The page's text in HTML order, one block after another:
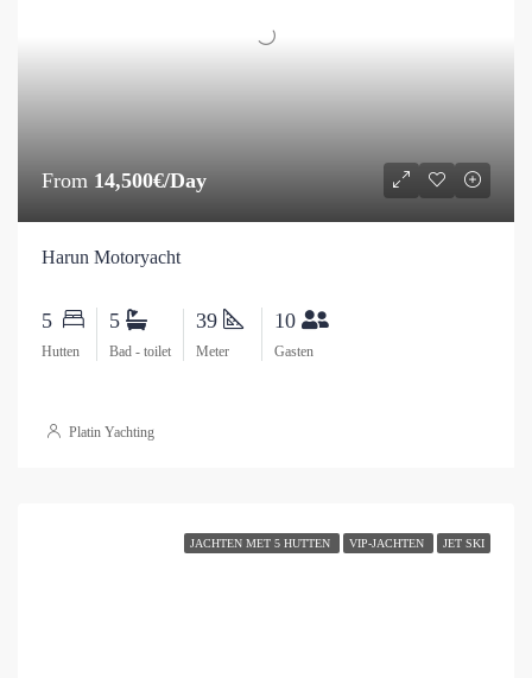
From 14,500€/Day
Harun Motoryacht
5
Hutten
5
Bad - toilet
39
Meter
10
Gasten
Platin Yachting
JACHTEN MET 5 HUTTEN VIP-JACHTEN JET SKI